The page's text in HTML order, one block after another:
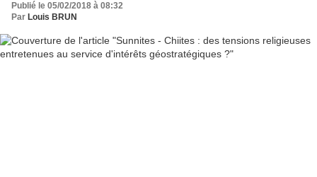
Publié le 05/02/2018 à 08:32
Par Louis BRUN